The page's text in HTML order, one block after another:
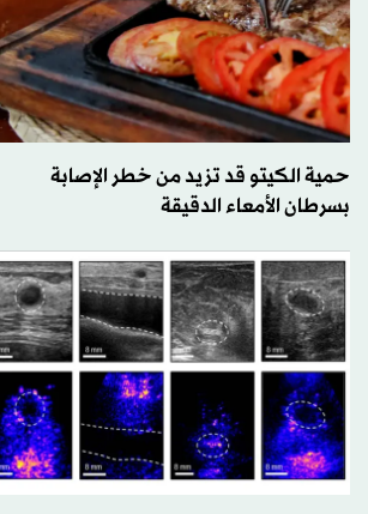
حمية الكيتو قد تزيد من خطر الإصابة
بسرطان الأمعاء الدقيقة